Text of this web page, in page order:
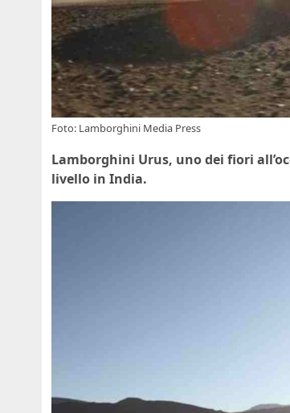
Foto: Lamborghini Media Press
Lamborghini Urus, uno dei fiori
livello in India.